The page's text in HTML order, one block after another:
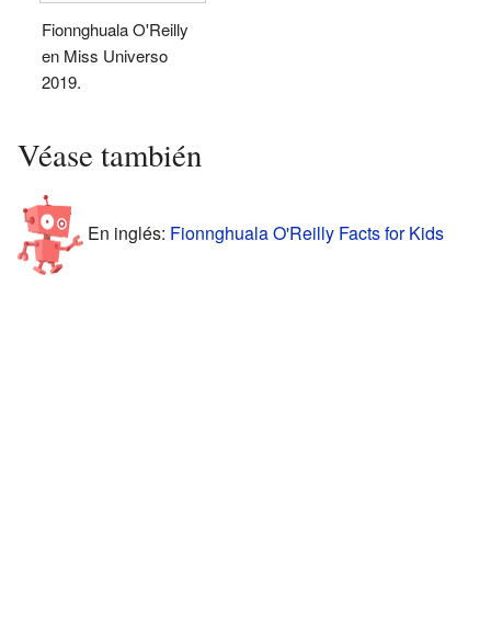
Fionnghuala O'Reilly
en Miss Universo
2019.
Véase también
En inglés: Fionnghuala O'Reilly Facts for Kids